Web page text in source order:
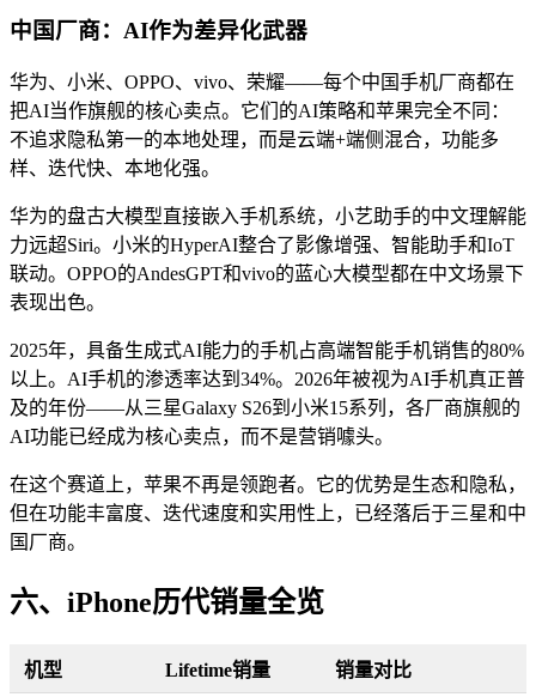
中国厂商：AI作为差异化武器
华为、小米、OPPO、vivo、荣耀——每个中国手机厂商都在
把AI当作旗舰的核心卖点。它们的AI策略和苹果完全不同：
不追求隐私第一的本地处理，而是云端+端侧混合，功能多
样、迭代快、本地化强。
华为的盘古大模型直接嵌入手机系统，小艺助手的中文理解能
力远超Siri。小米的HyperAI整合了影像增强、智能助手和IoT
联动。OPPO的AndesGPT和vivo的蓝心大模型都在中文场景下
表现出色。
2025年，具备生成式AI能力的手机占高端智能手机销售的80%
以上。AI手机的渗透率达到34%。2026年被视为AI手机真正普
及的年份——从三星Galaxy S26到小米15系列，各厂商旗舰的
AI功能已经成为核心卖点，而不是营销噱头。
在这个赛道上，苹果不再是领跑者。它的优势是生态和隐私，
但在功能丰富度、迭代速度和实用性上，已经落后于三星和中
国厂商。
六、iPhone历代销量全览
机型 Lifetime销量 销量对比